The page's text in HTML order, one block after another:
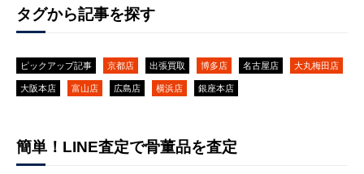
タグから記事を探す
ピックアップ記事 京都店 出張買取 博多店 名古屋店 大丸梅田店
大阪本店 富山店 広島店 横浜店 銀座本店
簡単！LINE査定で骨董品を査定